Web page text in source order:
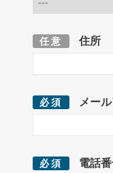
任意 住所
必須 メー
必須 電話